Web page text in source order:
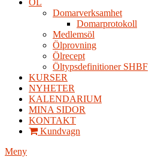
ÖL
Domarverksamhet
Domarprotokoll
Medlemsöl
Ölprovning
Ölrecept
Öltypsdefinitioner SHBF
KURSER
NYHETER
KALENDARIUM
MINA SIDOR
KONTAKT
Kundvagn
Meny